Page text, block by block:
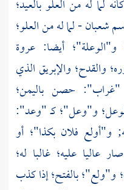
له من العلو بالعيد؛
- لما له من العلو؛
أيضا: عروة
والقدح؛ والإبريق الذي
"غراب": حصن باليمن؛
و"وعل"؛ كـ "وعد":
فلان بكذا"؛ أو
عليه؛ غالبا له؛
بالفتح؛ إذا كذب